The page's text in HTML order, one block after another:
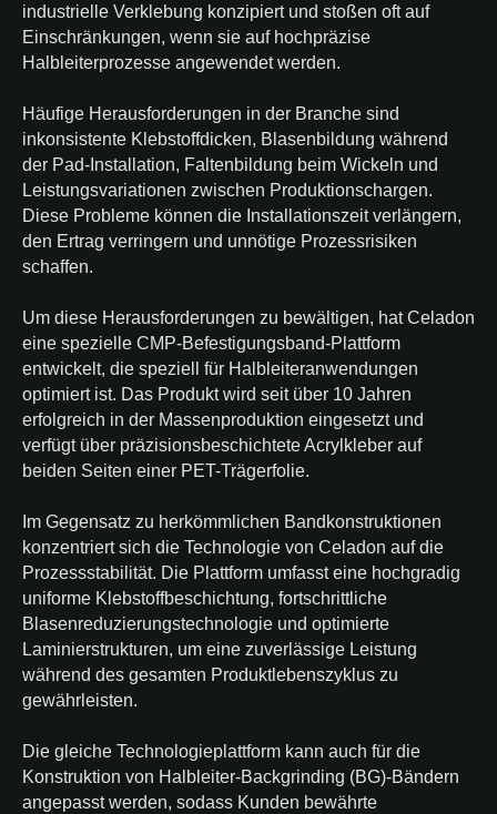
industrielle Verklebung konzipiert und stoßen oft auf
Einschränkungen, wenn sie auf hochpräzise
Halbleiterprozesse angewendet werden.
Häufige Herausforderungen in der Branche sind
inkonsistente Klebstoffdicken, Blasenbildung während
der Pad-Installation, Faltenbildung beim Wickeln und
Leistungsvariationen zwischen Produktionschargen.
Diese Probleme können die Installationszeit verlängern,
den Ertrag verringern und unnötige Prozessrisiken
schaffen.
Um diese Herausforderungen zu bewältigen, hat Celadon
eine spezielle CMP-Befestigungsband-Plattform
entwickelt, die speziell für Halbleiteranwendungen
optimiert ist. Das Produkt wird seit über 10 Jahren
erfolgreich in der Massenproduktion eingesetzt und
verfügt über präzisionsbeschichtete Acrylkleber auf
beiden Seiten einer PET-Trägerfolie.
Im Gegensatz zu herkömmlichen Bandkonstruktionen
konzentriert sich die Technologie von Celadon auf die
Prozessstabilität. Die Plattform umfasst eine hochgradig
uniforme Klebstoffbeschichtung, fortschrittliche
Blasenreduzierungstechnologie und optimierte
Laminierstrukturen, um eine zuverlässige Leistung
während des gesamten Produktlebenszyklus zu
gewährleisten.
Die gleiche Technologieplattform kann auch für die
Konstruktion von Halbleiter-Backgrinding (BG)-Bändern
angepasst werden, sodass Kunden bewährte